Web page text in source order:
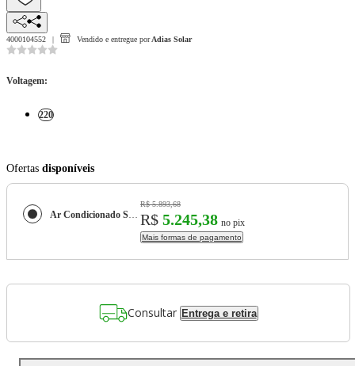
4000104552 Vendido e entregue por Adias Solar
Voltagem:
220
Ofertas disponíveis
Ar Condicionado Split Hi Wall Inverter Elgin Eco III 30000 Btus Quente/Frio 220v R-32 Wi-fi
R$ 5.893,68
R$ 5.245,38 no pix
Mais formas de pagamento
Consultar Entrega e retira